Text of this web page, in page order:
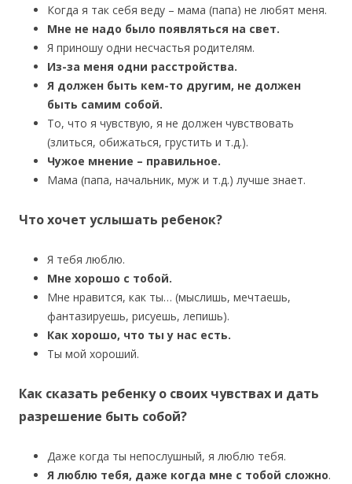
Когда я так себя веду – мама (папа) не любят меня.
Мне не надо было появляться на свет.
Я приношу одни несчастья родителям.
Из-за меня одни расстройства.
Я должен быть кем-то другим, не должен
быть самим собой.
То, что я чувствую, я не должен чувствовать
(злиться, обижаться, грустить и т.д.).
Чужое мнение – правильное.
Мама (папа, начальник, муж и т.д.) лучше знает.
Что хочет услышать ребенок?
Я тебя люблю.
Мне хорошо с тобой.
Мне нравится, как ты… (мыслишь, мечтаешь,
фантазируешь, рисуешь, лепишь).
Как хорошо, что ты у нас есть.
Ты мой хороший.
Как сказать ребенку о своих чувствах и дать
разрешение быть собой?
Даже когда ты непослушный, я люблю тебя.
Я люблю тебя, даже когда мне с тобой сложно.